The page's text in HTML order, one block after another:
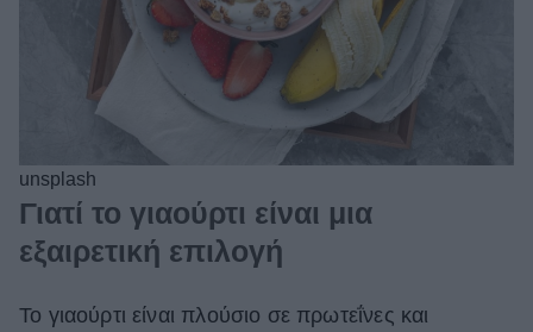
unsplash
Γιατί το γιαούρτι είναι μια
εξαιρετική επιλογή
Το γιαούρτι είναι πλούσιο σε πρωτεΐνες και